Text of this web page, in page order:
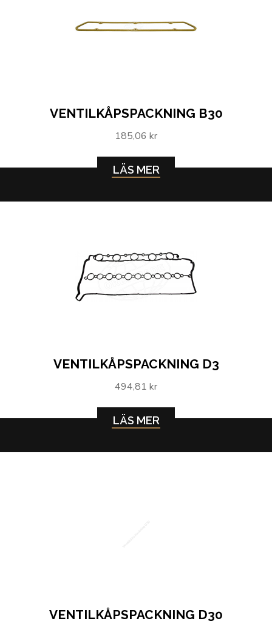
VENTILKÅPSPACKNING B30
185,06 kr
LÄS MER
VENTILKÅPSPACKNING D3
494,81 kr
LÄS MER
VENTILKÅPSPACKNING D30